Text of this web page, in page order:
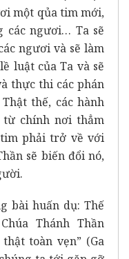
một qủa tim mới,
các ngươi… Ta sẽ
ngươi và sẽ làm
luật của Ta và sẽ
thực thi các phán
thế, các hành
từ chính nơi thẳm
phải trở về với
sẽ biến đổi nó,
bài huấn dụ: Thế
Thánh Thần
toàn vẹn” (Ga